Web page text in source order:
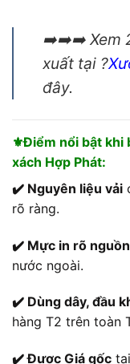
➡️➡️➡️ Xem
xuất tại ?
đây.
⚜️Điểm nổi bật khi
xách Hợp Phát:
✔️ Nguyên liệu vải
rõ ràng.
✔️ Mực in rõ
nước ngoài.
✔️ Dùng dây, đầu
hàng T2 trên toàn
✔️ Được Giá gốc